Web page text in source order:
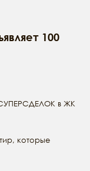
100
СУПЕРСДЕЛОК в ЖК
которые